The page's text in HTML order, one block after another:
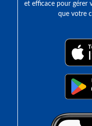
et efficace pour gérer
que votre